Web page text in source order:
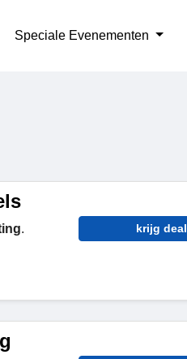
Speciale Evenementen
. krijg deal